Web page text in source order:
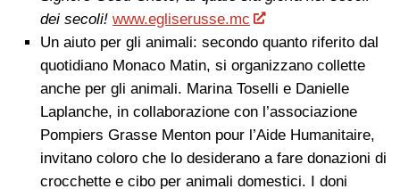
dei secoli! www.egliserusse.mc
Un aiuto per gli animali: secondo quanto riferito dal
quotidiano Monaco Matin, si organizzano collette
anche per gli animali. Marina Toselli e Danielle
Laplanche, in collaborazione con l’associazione
Pompiers Grasse Menton pour l’Aide Humanitaire,
invitano coloro che lo desiderano a fare donazioni di
crocchette e cibo per animali domestici. I doni